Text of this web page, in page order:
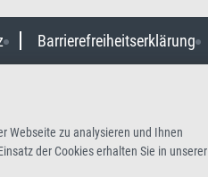
Barrierefreiheitserklärung
Webseite zu analysieren und Ihnen
der Cookies erhalten Sie in unserer